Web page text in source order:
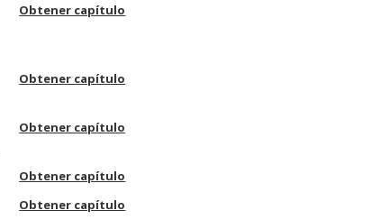
Obtener capítulo
Obtener capítulo
Obtener capítulo
Obtener capítulo
Obtener capítulo